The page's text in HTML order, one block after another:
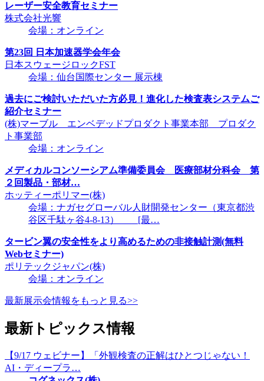
レーザー安全教育セミナー
株式会社光響
会場：オンライン
第23回 日本加速器学会年会
日本スウェージロックFST
会場：仙台国際センター 展示棟
過去にご検討いただいた方必見！進化した検査表システムご
紹介セミナー
(株)マーブル エンベデッドプロダクト事業本部 プロダク
ト事業部
会場：オンライン
メディカルコンソーシアム準備委員会 医療部材分科会 第
２回製品・部材…
ホッティーポリマー(株)
会場：ナガセグローバル人財開発センター（東京都渋
谷区千駄ヶ谷4-8-13） [最…
タービン翼の安全性をより高めるための非接触計測(無料
Webセミナー)
ポリテックジャパン(株)
会場：オンライン
最新展示会情報をもっと見る>>
最新トピックス情報
【9/17 ウェビナー】「外観検査の正解はひとつじゃない！
AI・ディープラ…